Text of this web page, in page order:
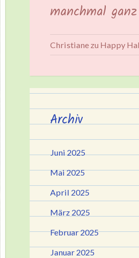
manchmal
Christiane zu Happy
Archiv
Juni 2025
Mai 2025
April 2025
März 2025
Februar 2025
Januar 2025